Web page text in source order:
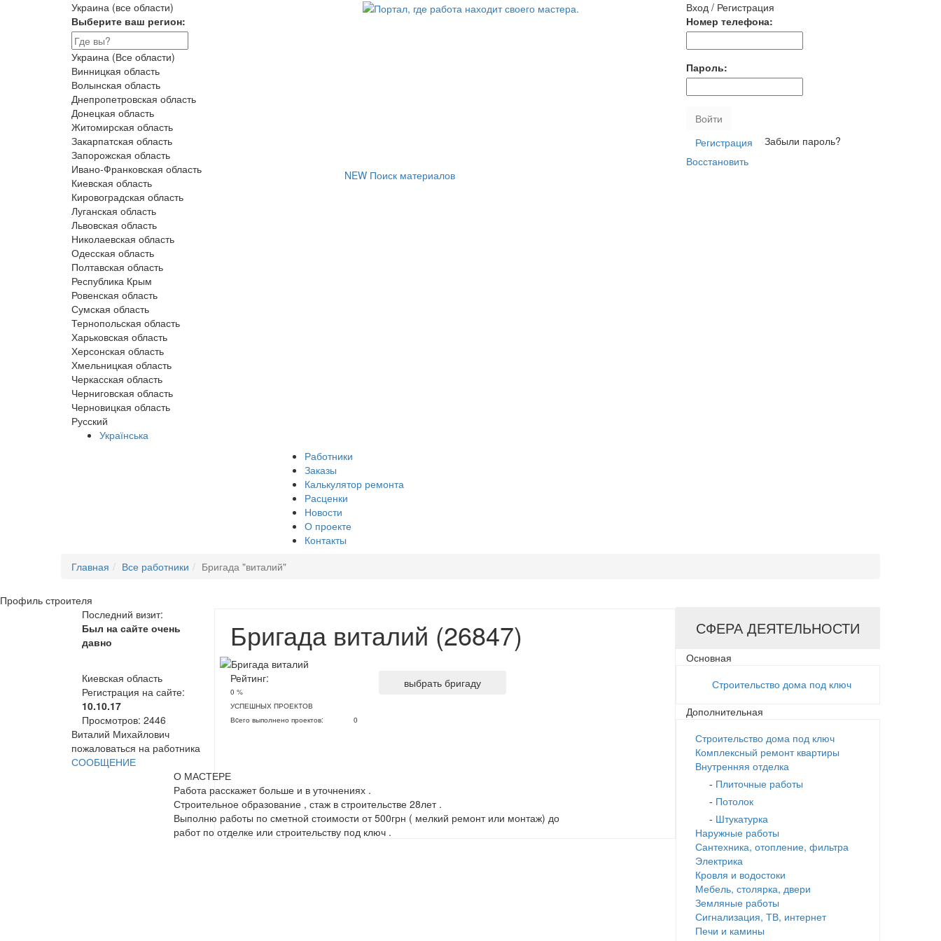
Украина (все области)
Выберите ваш регион:
Украина (Все области)
Винницкая область
Волынская область
Днепропетровская область
Донецкая область
Житомирская область
Закарпатская область
Запорожская область
Ивано-Франковская область
Киевская область
Кировоградская область
Луганская область
Львовская область
Николаевская область
Одесская область
Полтавская область
Республика Крым
Ровенская область
Сумская область
Тернопольская область
Харьковская область
Херсонская область
Хмельницкая область
Черкасская область
Черниговская область
Черновицкая область
Русский
Українська
Вход / Регистрация
Номер телефона:
Пароль:
Войти
Регистрация
Забыли пароль?
Восстановить
NEW Поиск материалов
Работники
Заказы
Калькулятор ремонта
Расценки
Новости
О проекте
Контакты
Главная
Все работники Бригада "виталий"
Профиль строителя
Последний визит:
Был на сайте очень
давно
Бригада виталий (26847)
Киевская область
Регистрация на сайте:
10.10.17
Просмотров: 2446
Рейтинг:
0 %
УСПЕШНЫХ ПРОЕКТОВ
Вcего выполнено проектов:
0
выбрать бригаду
Виталий Михайлович
пожаловаться на работника
СООБЩЕНИЕ
О МАСТЕРЕ
Работа расскажет больше и в уточнениях .
Строительное образование , стаж в строительстве 28лет .
Выполню работы по сметной стоимости от 500грн ( мелкий ремонт или монтаж) до
работ по отделке или строительству под ключ .
СФЕРА ДЕЯТЕЛЬНОСТИ
Основная
Строительство дома под ключ
Дополнительная
Строительство дома под ключ
Комплексный ремонт квартиры
Внутренняя отделка
- Плиточные работы
- Потолок
- Штукатурка
Наружные работы
Сантехника, отопление, фильтра
Электрика
Кровля и водостоки
Мебель, столярка, двери
Земляные работы
Сигнализация, ТВ, интернет
Печи и камины